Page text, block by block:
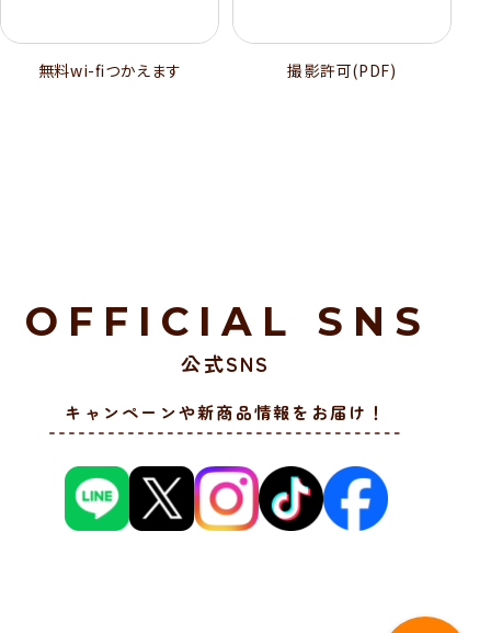
無料wi-ﬁつかえます 撮影許可(PDF)
OFFICIAL SNS
公式SNS
キャンペーンや新商品情報をお届け！